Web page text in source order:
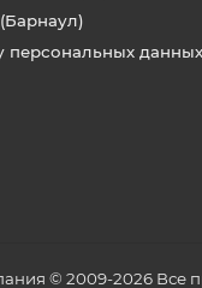
персональных данных
© 2009-2026 Все